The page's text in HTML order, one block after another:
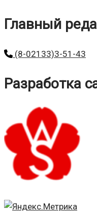
Главный
(8-02133)3-51-43
Разработка